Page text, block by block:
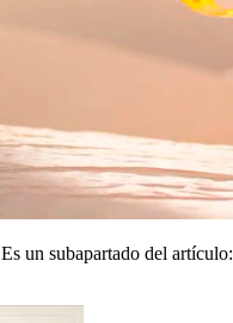
Es un subapartado del artículo: